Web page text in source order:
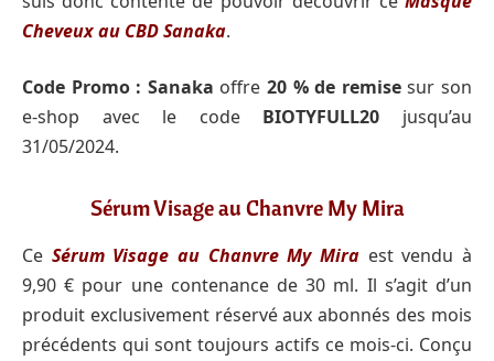
Cheveux au CBD Sanaka.
Code Promo : Sanaka offre20 % de remisesur son
e-shop avec le code BIOTYFULL20 jusqu’au
31/05/2024.
Sérum Visage au Chanvre My Mira
Ce Sérum Visage au Chanvre My Mira est vendu à
9,90 € pour une contenance de 30 ml. Il s’agit d’un
produit exclusivement réservé aux abonnés des mois
précédents qui sont toujours actifs ce mois-ci. Conçu